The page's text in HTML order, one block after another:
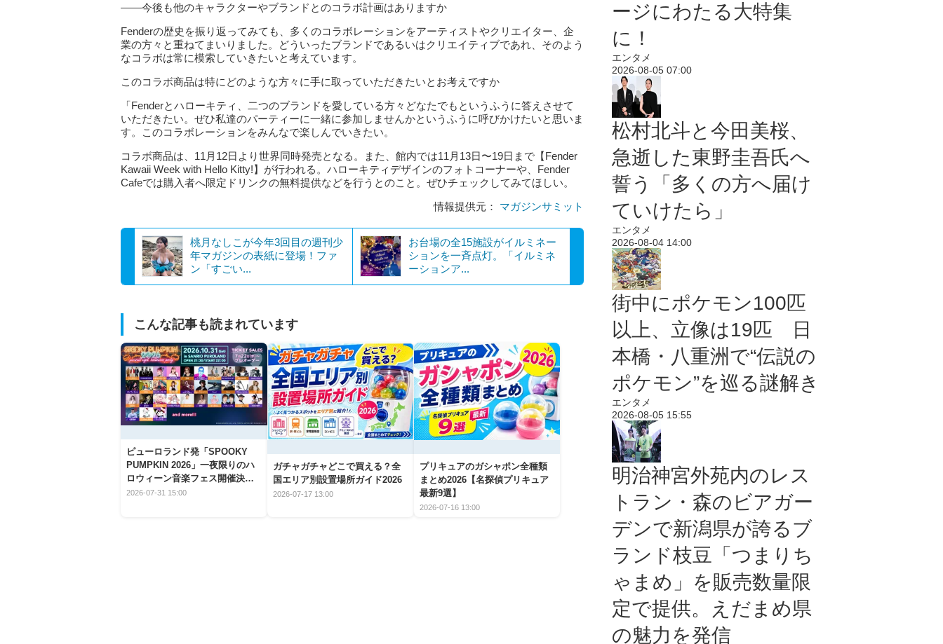
――今後も他のキャラクターやブランドとのコラボ計画はありますか
Fenderの歴史を振り返ってみても、多くのコラボレーションをアーティストやクリエイター、企
業の方々と重ねてまいりました。どういったブランドであるいはクリエイティブであれ、そのよう
なコラボは常に模索していきたいと考えています。
このコラボ商品は特にどのような方々に手に取っていただきたいとお考えですか
「Fenderとハローキティ、二つのブランドを愛している方々どなたでもというふうに答えさせて
いただきたい。ぜひ私達のパーティーに一緒に参加しませんかというふうに呼びかけたいと思いま
す。このコラボレーションをみんなで楽しんでいきたい。
コラボ商品は、11月12日より世界同時発売となる。また、館内では11月13日〜19日まで【Fender
Kawaii Week with Hello Kitty!】が行われる。ハローキティデザインのフォトコーナーや、Fender
Cafeでは購入者へ限定ドリンクの無料提供などを行うとのこと。ぜひチェックしてみてほしい。
情報提供元： マガジンサミット
桃月なしこが今年3回目の週刊少
年マガジンの表紙に登場！ファ
ン「すごい...
お台場の全15施設がイルミネー
ションを一斉点灯。「イルミネ
ーションア...
こんな記事も読まれています
ピューロランド発「SPOOKY
PUMPKIN 2026」一夜限りのハ
ロウィーン音楽フェス開催決
定！
2026-07-31 15:00
ガチャガチャどこで買える？全
国エリア別設置場所ガイド2026
2026-07-17 13:00
プリキュアのガシャポン全種類
まとめ2026【名探偵プリキュア
最新9選】
2026-07-16 13:00
ージにわたる大特集
に！
エンタメ
2026-08-05 07:00
松村北斗と今田美桜、
急逝した東野圭吾氏へ
誓う「多くの方へ届け
ていけたら」
エンタメ
2026-08-04 14:00
街中にポケモン100匹
以上、立像は19匹 日
本橋・八重洲で“伝説の
ポケモン”を巡る謎解き
エンタメ
2026-08-05 15:55
明治神宮外苑内のレス
トラン・森のビアガー
デンで新潟県が誇るブ
ランド枝豆「つまりち
ゃまめ」を販売数量限
定で提供。えだまめ県
の魅力を発信